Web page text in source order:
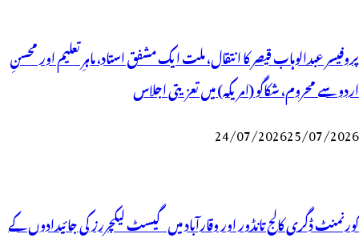
پروفیسر عبدالوہاب قیصر کا انتقال، ملت ایک مشفق استاد، ماہرِتعلیم اور محسنِ
اردو سے محروم، شکاگو (امریکہ) میں تعزیتی اجلاس
24/07/202625/07/2026
گورنمنٹ ڈگری کالج تانڈور اور وقارآباد میں گیسٹ لیکچررز کی جائیدادوں کے